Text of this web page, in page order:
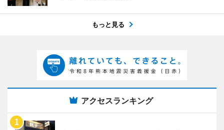
もっと見る
アクセスランキング